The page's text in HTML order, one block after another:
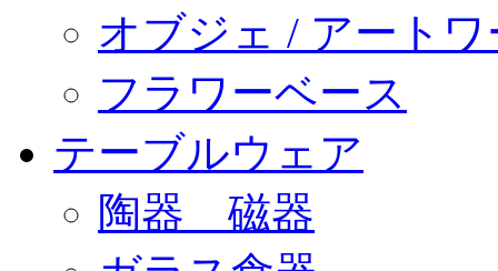
オブジェ / アートワ
フラワーベース
テーブルウェア
陶器 磁器